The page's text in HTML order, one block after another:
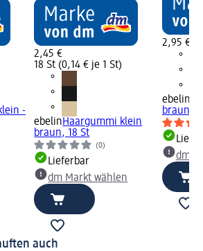
-
2,45 €
18 St (0,14 € je 1 St)
ebelinHaargummi klein
braun, 18 St
(0)
Lieferbar
dm Markt wählen
2,95 €
ebelin
braun,
dm
auch